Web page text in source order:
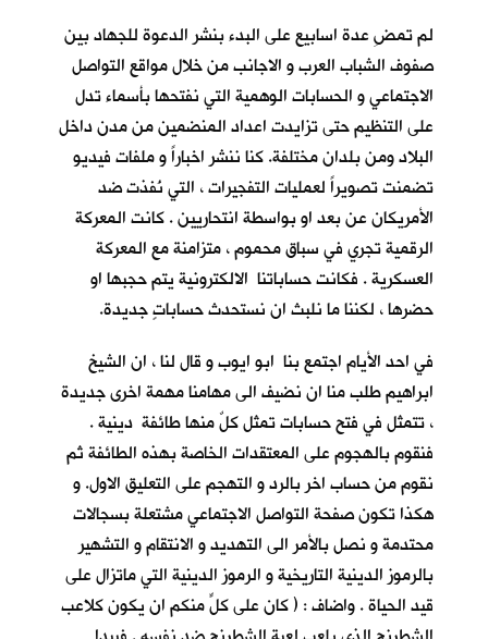
لم تمضِ عدة اسابيع على البدء بنشر الدعوة للجهاد بين
صفوف الشباب العرب و الاجانب من خلال مواقع التواصل
الاجتماعي و الحسابات الوهمية التي نفتحها بأسماء تدل
على التنظيم حتى تزايدت اعداد المنضمين من مدن داخل
البلاد ومن بلدان مختلفة. كنا ننشر اخباراً و ملفات فيديو
تضمنت تصويراً لعمليات التفجيرات ، التي نُفذت ضد
الأمريكان عن بعد او بواسطة انتحاريين . كانت المعركة
الرقمية تجري في سباق محموم ، متزامنة مع المعركة
العسكرية . فكانت حساباتنا الالكترونية يتم حجبها او
حضرها ، لكننا ما نلبث ان نستحدث حساباتٍ جديدة.
في احد الأيام اجتمع بنا ابو ايوب و قال لنا ، ان الشيخ
ابراهيم طلب منا ان نضيف الى مهامنا مهمة اخرى جديدة
، تتمثل في فتح حسابات تمثل كلٌ منها طائفة دينية .
فنقوم بالهجوم على المعتقدات الخاصة بهذه الطائفة ثم
نقوم من حساب اخر بالرد و التهجم على التعليق الاول. و
هكذا تكون صفحة التواصل الاجتماعي مشتعلة بسجالات
محتدمة و نصل بالأمر الى التهديد و الانتقام و التشهير
بالرموز الدينية التاريخية و الرموز الدينية التي ماتزال على
قيد الحياة . واضاف : ( كان على كلٍّ منكم ان يكون كلاعب